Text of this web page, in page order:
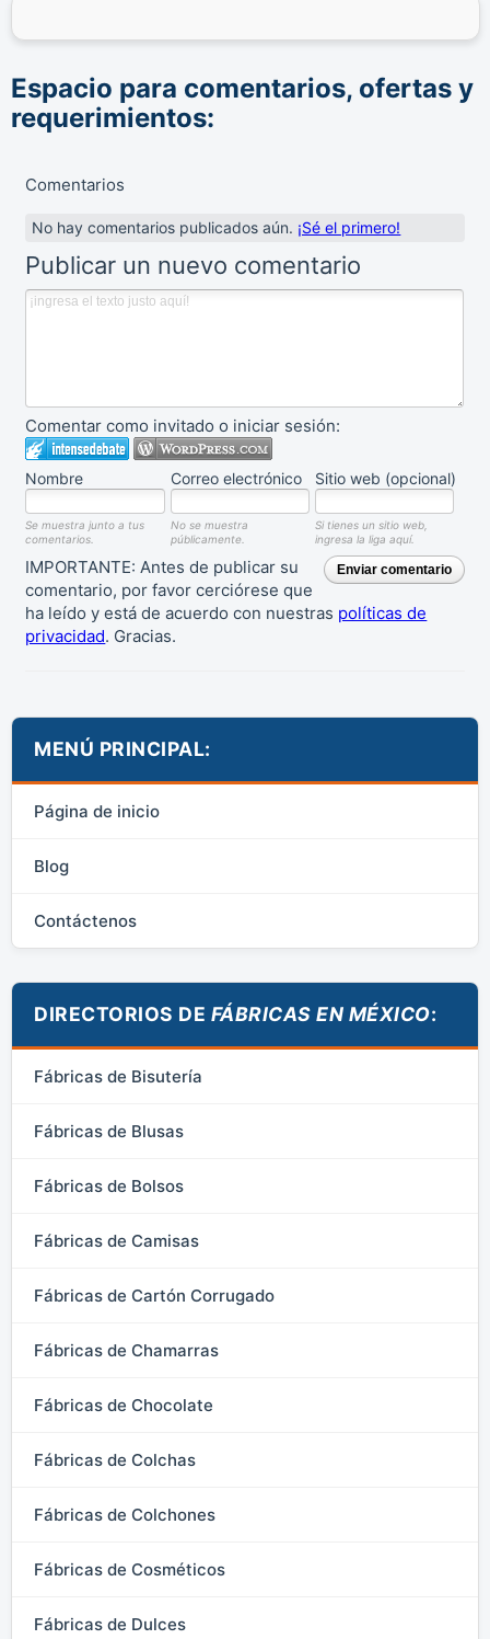
Espacio para comentarios, ofertas y
requerimientos:
Comentarios
No hay comentarios publicados aún. ¡Sé el primero!
Publicar un nuevo comentario
Comentar como invitado o iniciar sesión:
Nombre Correo electrónico Sitio web (opcional)
Se muestra junto a tus
comentarios.
No se muestra
públicamente.
Si tienes un sitio web,
ingresa la liga aquí.
Enviar comentario
IMPORTANTE: Antes de publicar su
comentario, por favor cerciórese que
ha leído y está de acuerdo con nuestras políticas de
privacidad. Gracias.
MENÚ PRINCIPAL:
Página de inicio
Blog
Contáctenos
DIRECTORIOS DE FÁBRICAS EN MÉXICO:
Fábricas de Bisutería
Fábricas de Blusas
Fábricas de Bolsos
Fábricas de Camisas
Fábricas de Cartón Corrugado
Fábricas de Chamarras
Fábricas de Chocolate
Fábricas de Colchas
Fábricas de Colchones
Fábricas de Cosméticos
Fábricas de Dulces